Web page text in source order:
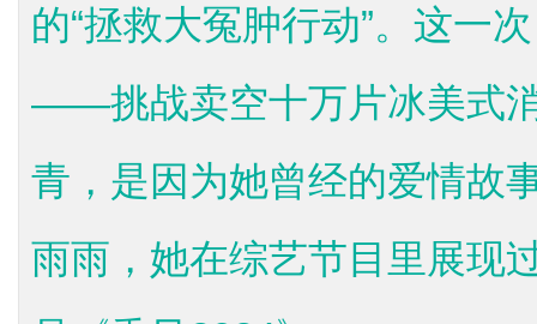
的“拯救大冤肿行动”。这一
——挑战卖空十万片冰美式
青，是因为她曾经的爱情故
雨雨，她在综艺节目里展现